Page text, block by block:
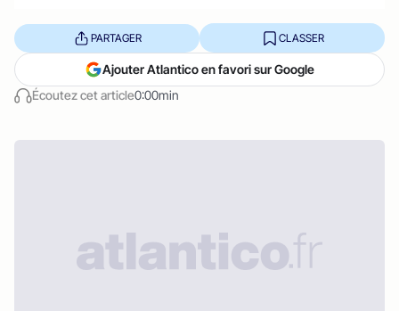
Écoutez cet article0:00min
PARTAGER CLASSER
Ajouter Atlantico en favori sur Google